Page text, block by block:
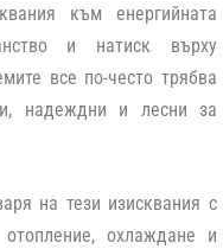
към енергийната
и натиск върху
все по-често трябва
надеждни и лесни за
на тези изисквания с
охлаждане и